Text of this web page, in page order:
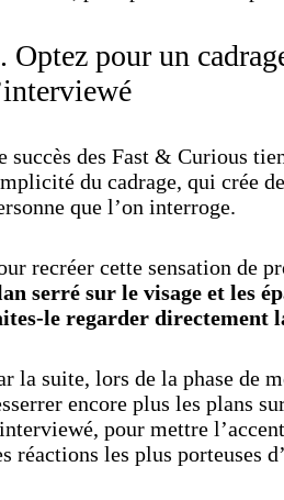
Optez pour un
succès des Fast & Curious
du cadrage, qui crée
que l’on interroge.
recréer cette sensation de
serré sur le visage et les
le regarder directement
la suite, lors de la phase de
encore plus les plans
pour mettre
réactions les plus porteuses